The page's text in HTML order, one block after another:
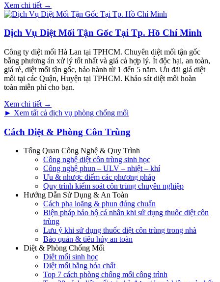
Xem chi tiết →
Dịch Vụ Diệt Mối Tận Gốc Tại Tp. Hồ Chí Minh
Công ty diệt mối Hà Lan tại TPHCM. Chuyên diệt mối tận gốc
bằng phương án xử lý tốt nhất và giá cả hợp lý. Ít độc hại, an toàn,
giá rẻ, diệt mối tận gốc, bảo hành từ 1 đến 5 năm. Ưu đãi giá diệt
mối tại các Quận, Huyện tại TPHCM. Khảo sát diệt mối hoàn
toàn miễn phí cho bạn.
Xem chi tiết →
► Xem tất cả dịch vụ phòng chống mối
Cách Diệt & Phòng Côn Trùng
Tổng Quan Công Nghệ & Quy Trình
Công nghệ diệt côn trùng sinh học
Công nghệ phun – ULV – nhiệt – khí
Ưu & nhược điểm các phương pháp
Quy trình kiểm soát côn trùng chuyên nghiệp
Hướng Dẫn Sử Dụng & An Toàn
Cách pha loãng & phun đúng chuẩn
Biện pháp bảo hộ cá nhân khi sử dụng thuốc diệt côn
trùng
Lưu ý khi sử dụng thuốc diệt côn trùng trong nhà
Bảo quản & tiêu hủy an toàn
Diệt & Phòng Chống Mối
Diệt mối sinh học
Diệt mối bằng hóa chất
Top 7 cách phòng chống mối công trình